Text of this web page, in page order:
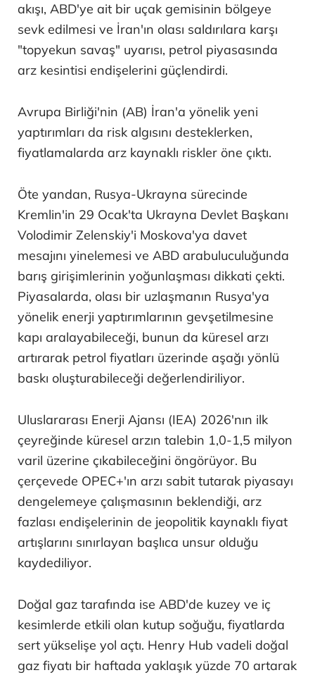
akışı, ABD'ye ait bir uçak gemisinin bölgeye
sevk edilmesi ve İran'ın olası saldırılara karşı
"topyekun savaş" uyarısı, petrol piyasasında
arz kesintisi endişelerini güçlendirdi.
Avrupa Birliği'nin (AB) İran'a yönelik yeni
yaptırımları da risk algısını desteklerken,
fiyatlamalarda arz kaynaklı riskler öne çıktı.
Öte yandan, Rusya-Ukrayna sürecinde
Kremlin'in 29 Ocak'ta Ukrayna Devlet Başkanı
Volodimir Zelenskiy'i Moskova'ya davet
mesajını yinelemesi ve ABD arabuluculuğunda
barış girişimlerinin yoğunlaşması dikkati çekti.
Piyasalarda, olası bir uzlaşmanın Rusya'ya
yönelik enerji yaptırımlarının gevşetilmesine
kapı aralayabileceği, bunun da küresel arzı
artırarak petrol fiyatları üzerinde aşağı yönlü
baskı oluşturabileceği değerlendiriliyor.
Uluslararası Enerji Ajansı (IEA) 2026'nın ilk
çeyreğinde küresel arzın talebin 1,0-1,5 milyon
varil üzerine çıkabileceğini öngörüyor. Bu
çerçevede OPEC+'ın arzı sabit tutarak piyasayı
dengelemeye çalışmasının beklendiği, arz
fazlası endişelerinin de jeopolitik kaynaklı fiyat
artışlarını sınırlayan başlıca unsur olduğu
kaydediliyor.
Doğal gaz tarafında ise ABD'de kuzey ve iç
kesimlerde etkili olan kutup soğuğu, fiyatlarda
sert yükselişe yol açtı. Henry Hub vadeli doğal
gaz fiyatı bir haftada yaklaşık yüzde 70 artarak